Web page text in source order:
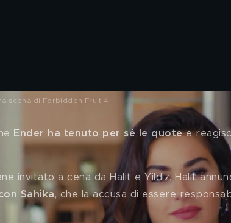
scena di Forbidden Fruit 4
Ender ha tenuto per sé le quote e
invitato a cena da Halit e Yildiz. Halit
Sahika, che la accusa di essere